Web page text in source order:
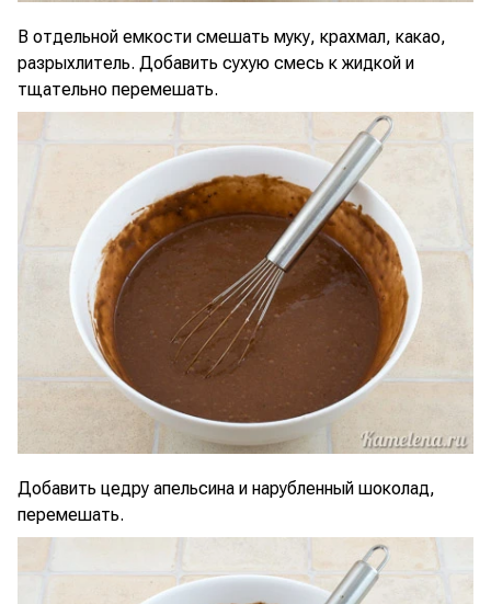
В отдельной емкости смешать муку, крахмал, какао,
разрыхлитель. Добавить сухую смесь к жидкой и
тщательно перемешать.
Добавить цедру апельсина и нарубленный шоколад,
перемешать.